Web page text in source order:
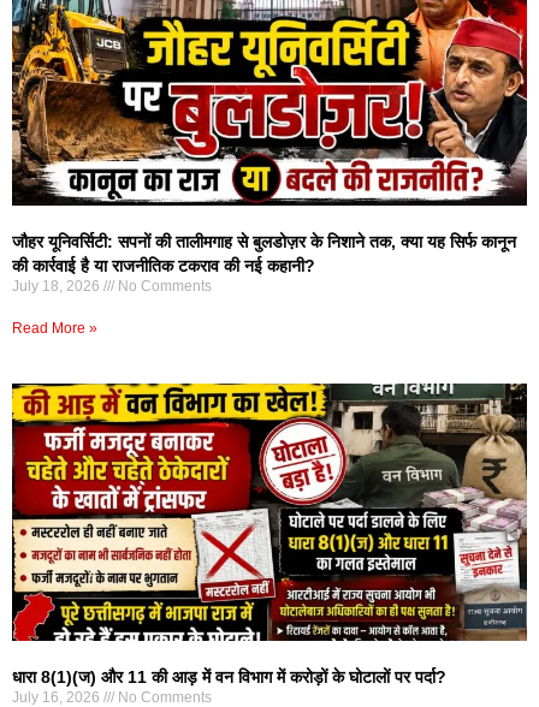
जौहर यूनिवर्सिटी: सपनों की तालीमगाह से बुलडोज़र के निशाने तक, क्या यह सिर्फ कानून
की कार्रवाई है या राजनीतिक टकराव की नई कहानी?
July 18, 2026 No Comments
Read More »
धारा 8(1)(ज) और 11 की आड़ में वन विभाग में करोड़ों के घोटालों पर पर्दा?
July 16, 2026 No Comments